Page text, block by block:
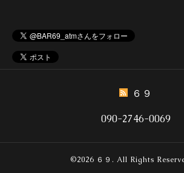
６９
090-2746-0069
©2026 ６９ . All Rights